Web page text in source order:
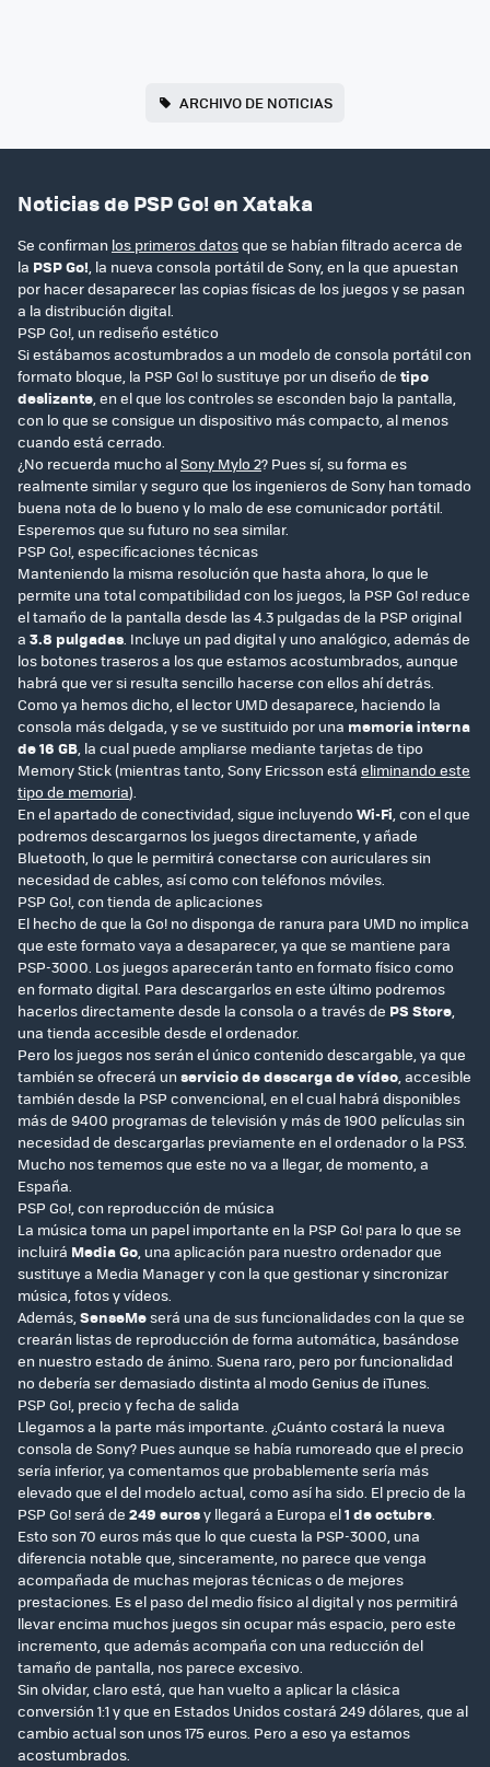
ARCHIVO DE NOTICIAS
Noticias de PSP Go! en Xataka
Se confirman los primeros datosque se habían filtrado acerca de
la PSP Go!, la nueva consola portátil de Sony, en la que apuestan
por hacer desaparecer las copias físicas de los juegos y se pasan
a la distribución digital.
PSP Go!, un rediseño estético
Si estábamos acostumbrados a un modelo de consola portátil con
formato bloque, la PSP Go! lo sustituye por un diseño de tipo
deslizante, en el que los controles se esconden bajo la pantalla,
con lo que se consigue un dispositivo más compacto, al menos
cuando está cerrado.
¿No recuerda mucho alSony Mylo 2? Pues sí, su forma es
realmente similar y seguro que los ingenieros de Sony han tomado
buena nota de lo bueno y lo malo de ese comunicador portátil.
Esperemos que su futuro no sea similar.
PSP Go!, especificaciones técnicas
Manteniendo la misma resolución que hasta ahora, lo que le
permite una total compatibilidad con los juegos, la PSP Go! reduce
el tamaño de la pantalla desde las 4.3 pulgadas de la PSP original
a 3.8 pulgadas. Incluye un pad digital y uno analógico, además de
los botones traseros a los que estamos acostumbrados, aunque
habrá que ver si resulta sencillo hacerse con ellos ahí detrás.
Como ya hemos dicho, el lector UMD desaparece, haciendo la
consola más delgada, y se ve sustituido por una memoria interna
de 16 GB, la cual puede ampliarse mediante tarjetas de tipo
Memory Stick (mientras tanto, Sony Ericsson está eliminando este
tipo de memoria).
En el apartado de conectividad, sigue incluyendo Wi-Fi, con el que
podremos descargarnos los juegos directamente, y añade
Bluetooth, lo que le permitirá conectarse con auriculares sin
necesidad de cables, así como con teléfonos móviles.
PSP Go!, con tienda de aplicaciones
El hecho de que la Go! no disponga de ranura para UMD no implica
que este formato vaya a desaparecer, ya que se mantiene para
PSP-3000. Los juegos aparecerán tanto en formato físico como
en formato digital. Para descargarlos en este último podremos
hacerlos directamente desde la consola o a través de PS Store,
una tienda accesible desde el ordenador.
Pero los juegos nos serán el único contenido descargable, ya que
también se ofrecerá un servicio de descarga de vídeo, accesible
también desde la PSP convencional, en el cual habrá disponibles
más de 9400 programas de televisión y más de 1900 películas sin
necesidad de descargarlas previamente en el ordenador o la PS3.
Mucho nos tememos que este no va a llegar, de momento, a
España.
PSP Go!, con reproducción de música
La música toma un papel importante en la PSP Go! para lo que se
incluirá Media Go, una aplicación para nuestro ordenador que
sustituye a Media Manager y con la que gestionar y sincronizar
música, fotos y vídeos.
Además,SenseMeserá una de sus funcionalidades con la que se
crearán listas de reproducción de forma automática, basándose
en nuestro estado de ánimo. Suena raro, pero por funcionalidad
no debería ser demasiado distinta al modo Genius de iTunes.
PSP Go!, precio y fecha de salida
Llegamos a la parte más importante. ¿Cuánto costará la nueva
consola de Sony? Pues aunque se había rumoreado que el precio
sería inferior, ya comentamos que probablemente sería más
elevado que el del modelo actual, como así ha sido. El precio de la
PSP Go! será de 249 eurosy llegará a Europa el1 de octubre.
Esto son 70 euros más que lo que cuesta la PSP-3000, una
diferencia notable que, sinceramente, no parece que venga
acompañada de muchas mejoras técnicas o de mejores
prestaciones. Es el paso del medio físico al digital y nos permitirá
llevar encima muchos juegos sin ocupar más espacio, pero este
incremento, que además acompaña con una reducción del
tamaño de pantalla, nos parece excesivo.
Sin olvidar, claro está, que han vuelto a aplicar la clásica
conversión 1:1 y que en Estados Unidos costará 249 dólares, que al
cambio actual son unos 175 euros. Pero a eso ya estamos
acostumbrados.